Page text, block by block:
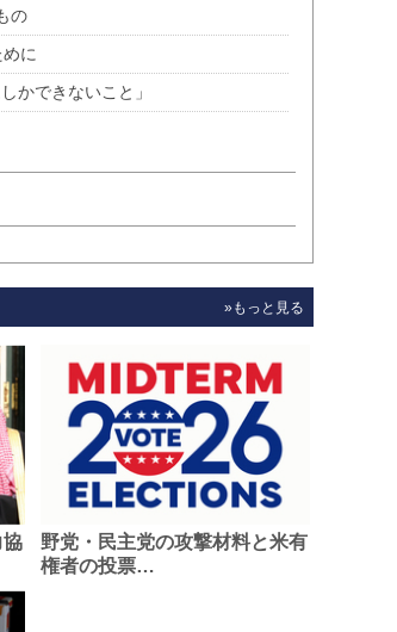
の
に
かできないこと」
»もっと見る
協
野党・民主党の攻撃材料と米有
権者の投票…